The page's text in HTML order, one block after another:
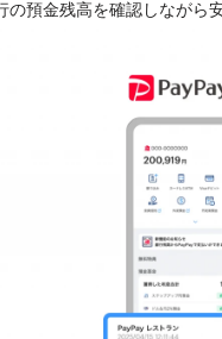
の預金残高を確認しながら